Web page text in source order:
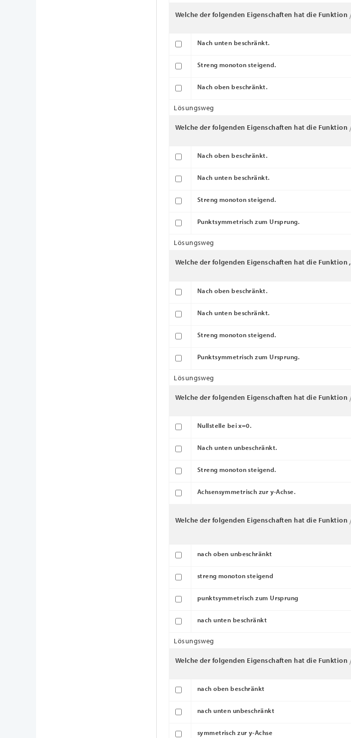
Welche der folgenden Eigenschaften hat die Funktion
Nach unten beschränkt.
Streng monoton steigend.
Nach oben beschränkt.
Lösungsweg
Welche der folgenden Eigenschaften hat die Funktion
Nach oben beschränkt.
Nach unten beschränkt.
Streng monoton steigend.
Punktsymmetrisch zum Ursprung.
Lösungsweg
Welche der folgenden Eigenschaften hat die Funktion ,
Nach oben beschränkt.
Nach unten beschränkt.
Streng monoton steigend.
Punktsymmetrisch zum Ursprung.
Lösungsweg
Welche der folgenden Eigenschaften hat die Funktion
Nullstelle bei x=0.
Nach unten unbeschränkt.
Streng monoton steigend.
Achsensymmetrisch zur y-Achse.
Welche der folgenden Eigenschaften hat die Funktion
nach oben unbeschränkt
streng monoton steigend
punktsymmetrisch zum Ursprung
nach unten beschränkt
Lösungsweg
Welche der folgenden Eigenschaften hat die Funktion
nach oben beschränkt
nach unten unbeschränkt
symmetrisch zur y-Achse